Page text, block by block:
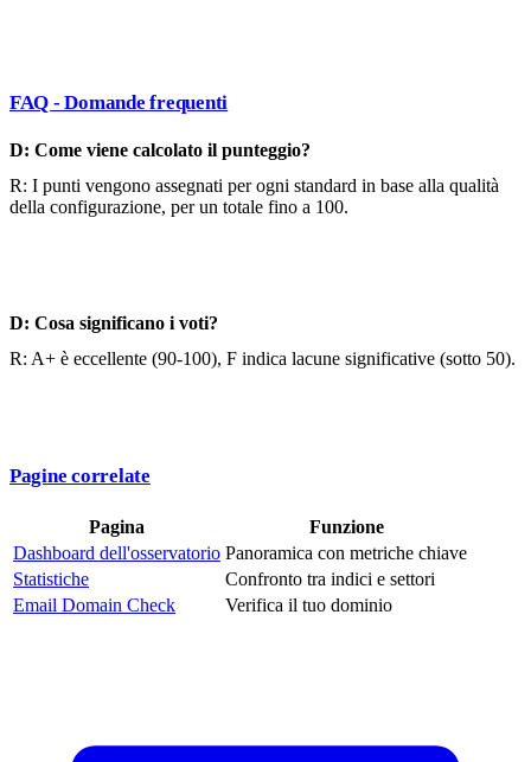
FAQ - Domande frequenti
D: Come viene calcolato il punteggio?
R: I punti vengono assegnati per ogni standard in base alla qualità
della configurazione, per un totale fino a 100.
D: Cosa significano i voti?
R: A+ è eccellente (90-100), F indica lacune significative (sotto 50).
Pagine correlate
Pagina
Funzione
Dashboard dell'osservatorio Panoramica con metriche chiave
Statistiche
Confronto tra indici e settori
Email Domain Check
Verifica il tuo dominio